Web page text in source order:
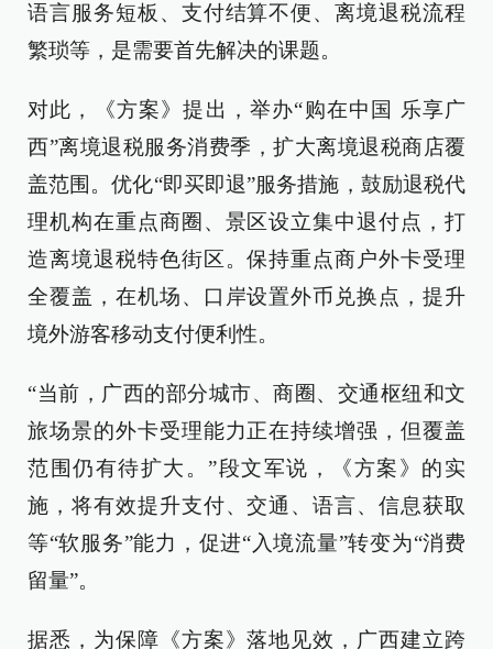
语言服务短板、支付结算不便、离境退税流程
繁琐等，是需要首先解决的课题。
对此，《方案》提出，举办“购在中国 乐享广
西”离境退税服务消费季，扩大离境退税商店覆
盖范围。优化“即买即退”服务措施，鼓励退税代
理机构在重点商圈、景区设立集中退付点，打
造离境退税特色街区。保持重点商户外卡受理
全覆盖，在机场、口岸设置外币兑换点，提升
境外游客移动支付便利性。
“当前，广西的部分城市、商圈、交通枢纽和文
旅场景的外卡受理能力正在持续增强，但覆盖
范围仍有待扩大。”段文军说，《方案》的实
施，将有效提升支付、交通、语言、信息获取
等“软服务”能力，促进“入境流量”转变为“消费
留量”。
据悉，为保障《方案》落地见效，广西建立跨